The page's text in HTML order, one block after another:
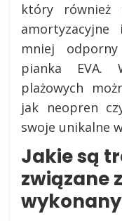
który również
mniej
pianka EVA.
plażowych
jak neopren
swoje unikalne
Jakie są
związane